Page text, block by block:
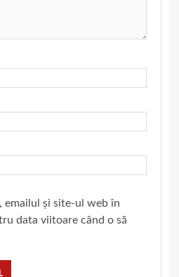
emailul și site-ul web în
data viitoare când o să